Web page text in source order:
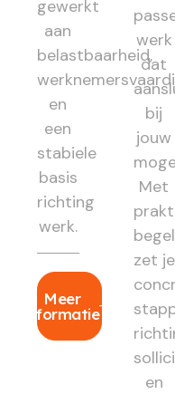
gewerkt
aan
belastbaarheid,
en
een
stabiele
basis
richting
werk.
Meer
informatie
werk
dat
bij
jouw
Met
zet je
en